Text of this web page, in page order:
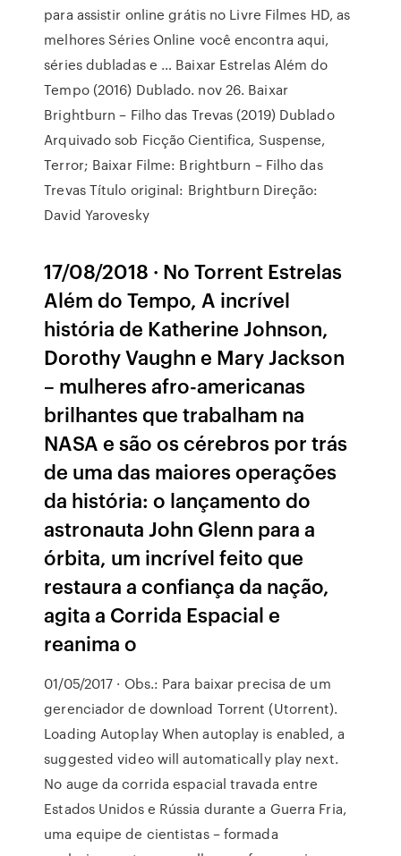
para assistir online grátis no Livre Filmes HD, as
melhores Séries Online você encontra aqui,
séries dubladas e … Baixar Estrelas Além do
Tempo (2016) Dublado. nov 26. Baixar
Brightburn – Filho das Trevas (2019) Dublado
Arquivado sob Ficção Cientifica, Suspense,
Terror; Baixar Filme: Brightburn – Filho das
Trevas Título original: Brightburn Direção:
David Yarovesky
17/08/2018 · No Torrent Estrelas
Além do Tempo, A incrível
história de Katherine Johnson,
Dorothy Vaughn e Mary Jackson
– mulheres afro-americanas
brilhantes que trabalham na
NASA e são os cérebros por trás
de uma das maiores operações
da história: o lançamento do
astronauta John Glenn para a
órbita, um incrível feito que
restaura a confiança da nação,
agita a Corrida Espacial e
reanima o
01/05/2017 · Obs.: Para baixar precisa de um
gerenciador de download Torrent (Utorrent).
Loading Autoplay When autoplay is enabled, a
suggested video will automatically play next.
No auge da corrida espacial travada entre
Estados Unidos e Rússia durante a Guerra Fria,
uma equipe de cientistas – formada